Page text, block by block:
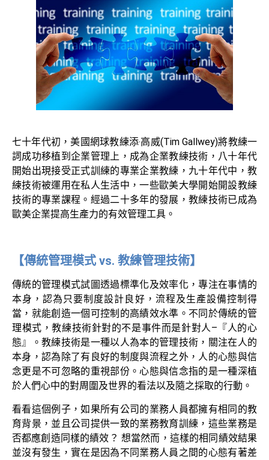
七十年代初，美國網球教練添‧高威(Tim Gallwey)將教練一
詞成功移植到企業管理上，成為企業教練技術，八十年代
開始出現接受正式訓練的專業企業教練，九十年代中，教
練技術被運用在私人生活中，一些歐美大學開始開設教練
技術的專業課程。經過二十多年的發展，教練技術已成為
歐美企業提高生產力的有效管理工具。
【傳統管理模式 vs. 教練管理技術】
傳統的管理模式試圖透過標準化及效率化，專注在事情的
本身，認為只要制度設計良好，流程及生產設備控制得
當，就能創造一個可控制的高績效水準。不同於傳統的管
理模式，教練技術針對的不是事件而是針對人–『人的心
態』。教練技術是一種以人為本的管理技術，關注在人的
本身，認為除了有良好的制度與流程之外，人的心態與信
念更是不可忽略的重視部份。心態與信念指的是一種深植
於人們心中的對周圍及世界的看法以及隨之採取的行動。
看看這個例子，如果所有公司的業務人員都擁有相同的教
育背景，並且公司提供一致的業務教育訓練，這些業務是
否都應創造同樣的績效？ 想當然而，這樣的相同績效結果
並沒有發生，實在是因為不同業務人員之間的心態有著差